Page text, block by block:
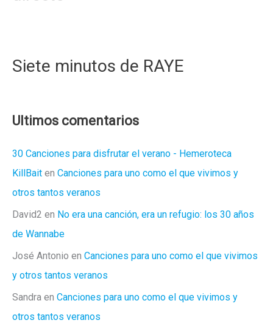
Siete minutos de RAYE
Ultimos comentarios
30 Canciones para disfrutar el verano - Hemeroteca
KillBait en Canciones para uno como el que vivimos y
otros tantos veranos
David2 en No era una canción, era un refugio: los 30 años
de Wannabe
José Antonio en Canciones para uno como el que vivimos
y otros tantos veranos
Sandra en Canciones para uno como el que vivimos y
otros tantos veranos